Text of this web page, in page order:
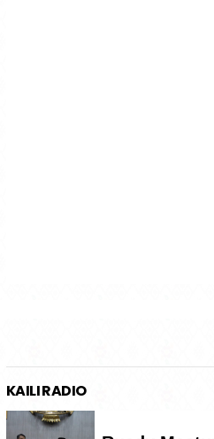
KAILI RADIO